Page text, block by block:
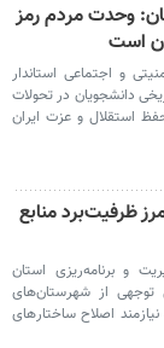
وحدت مردم رمز
است
و اجتماعی استاندار
دانشجویان در تحولات
استقلال و عزت ایران
ظرفیت‌برد منابع
و برنامه‌ریزی استان
از شهرستان‌های
اصلاح ساختارهای